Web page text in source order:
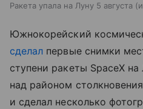
Ракета упала на Луну 5 августа
Южнокорейский
сделал первые снимки
ступени ракеты SpaceX
над районом
и сделал несколько